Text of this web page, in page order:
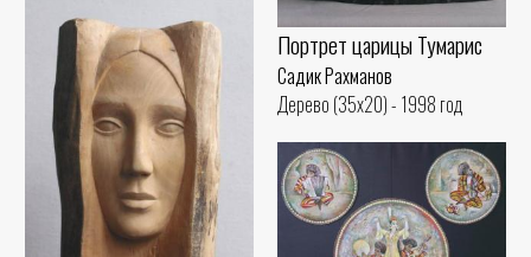
Портрет царицы Тумарис
Садик Рахманов
Дерево (35x20) - 1998 год